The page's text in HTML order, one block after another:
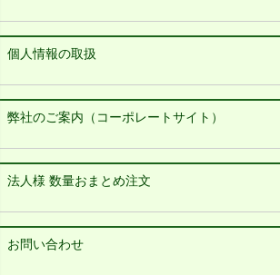
個人情報の取扱
弊社のご案内（コーポレートサイト）
法人様 数量おまとめ注文
お問い合わせ